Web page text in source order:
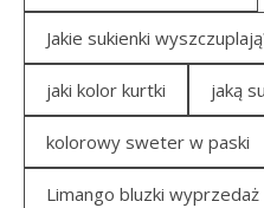
Jakie sukienki
jaki kolor kurtki jaką
kolorowy sweter w paski
Limango bluzki wyprzedaż